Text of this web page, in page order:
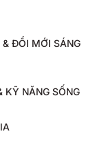
& ĐỔI MỚI SÁNG
KỸ NĂNG SỐNG